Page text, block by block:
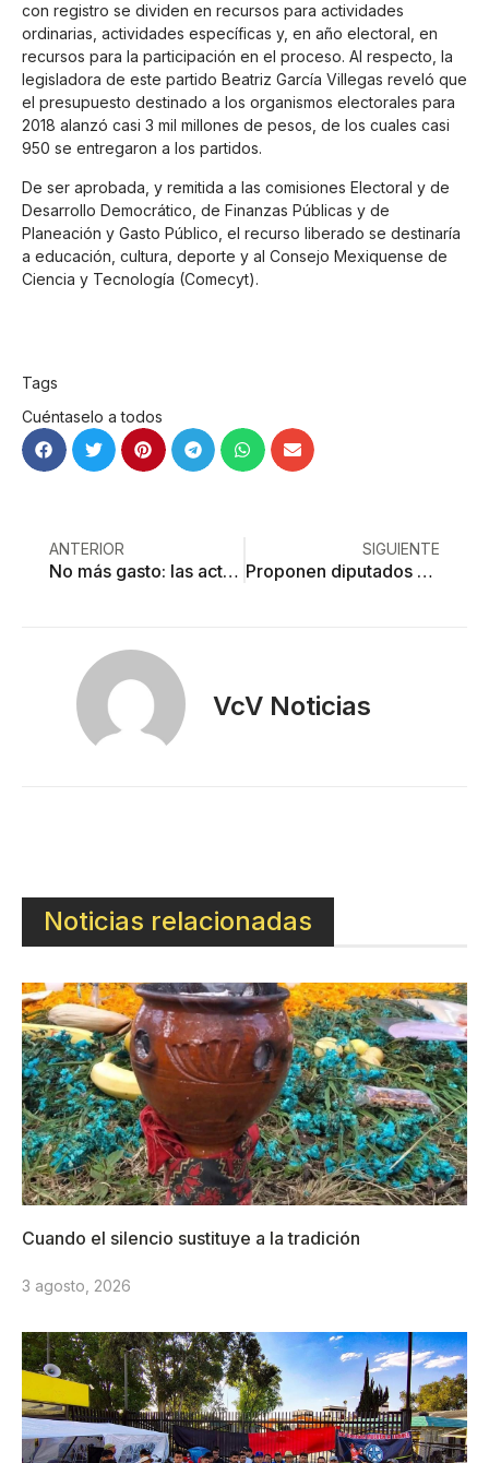
con registro se dividen en recursos para actividades
ordinarias, actividades específicas y, en año electoral, en
recursos para la participación en el proceso. Al respecto, la
legisladora de este partido Beatriz García Villegas reveló que
el presupuesto destinado a los organismos electorales para
2018 alanzó casi 3 mil millones de pesos, de los cuales casi
950 se entregaron a los partidos.
De ser aprobada, y remitida a las comisiones Electoral y de
Desarrollo Democrático, de Finanzas Públicas y de
Planeación y Gasto Público, el recurso liberado se destinaría
a educación, cultura, deporte y al Consejo Mexiquense de
Ciencia y Tecnología (Comecyt).
Tags
Cuéntaselo a todos
ANTERIOR
No más gasto: las actas de nacimiento ya son permanentes
SIGUIENTE
Proponen diputados seguro vial contra baches
VcV Noticias
Noticias relacionadas
Cuando el silencio sustituye a la tradición
3 agosto, 2026